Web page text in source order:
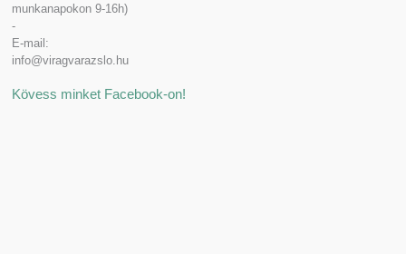
munkanapokon 9-16h)
-
E-mail:
info@viragvarazslo.hu
Kövess minket Facebook-on!